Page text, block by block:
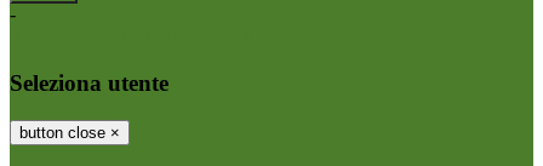
-
Seleziona utente
button close ×